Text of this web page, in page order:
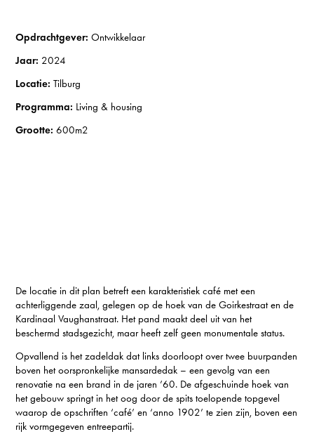
Opdrachtgever: Ontwikkelaar
Jaar: 2024
Locatie: Tilburg
Programma: Living & housing
Grootte: 600m2
De locatie in dit plan betreft een karakteristiek café met een
achterliggende zaal, gelegen op de hoek van de Goirkestraat en de
Kardinaal Vaughanstraat. Het pand maakt deel uit van het
beschermd stadsgezicht, maar heeft zelf geen monumentale status.
Opvallend is het zadeldak dat links doorloopt over twee buurpanden
boven het oorspronkelijke mansardedak – een gevolg van een
renovatie na een brand in de jaren ’60. De afgeschuinde hoek van
het gebouw springt in het oog door de spits toelopende topgevel
waarop de opschriften ‘café’ en ‘anno 1902’ te zien zijn, boven een
rijk vormgegeven entreepartij.